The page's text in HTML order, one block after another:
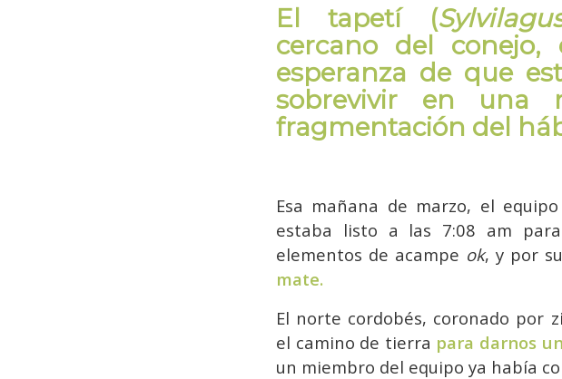
El tapetí (
cercano del
esperanza de que
sobrevivir en una
fragmentación del
Esa mañana de marzo, el
estaba listo a las 7:08 am
elementos de acampe ok, y por
mate.
El norte cordobés, coronado por
el camino de tierra para darnos
un miembro del equipo ya había